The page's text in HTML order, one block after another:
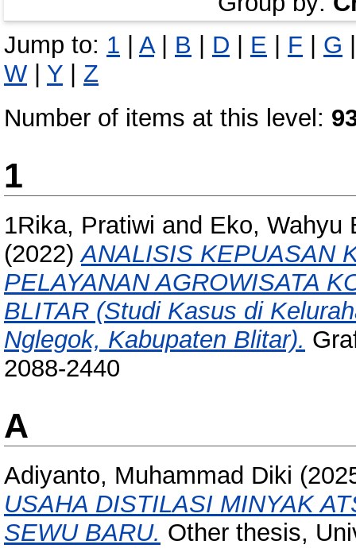
Jump to: 1 | A| B | D | E | F | G
W | Y | Z
Number of items at this level:
1
1Rika, Pratiwi and Eko, Wahyu
(2022)ANALISIS KEPUASAN
PELAYANAN AGROWISATA
BLITAR (Studi Kasus di
Nglegok, Kabupaten Blitar).
2088-2440
A
Adiyanto, Muhammad Diki
USAHA DISTILASI MINYAK
SEWU BARU. Other thesis,